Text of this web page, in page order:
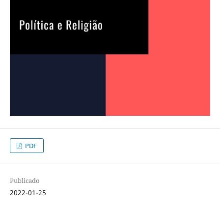
PDF
Publicado
2022-01-25